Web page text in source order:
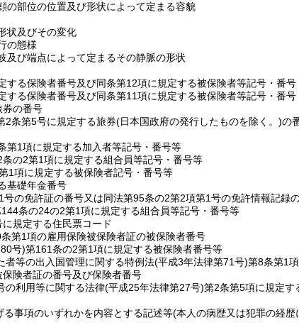
の部位の位置及び形状によって定まる容貌
状及びその変化
の態様
及び端点によって定まるその静脈の形状
する保険者番号及び同条第12項に規定する被保険者等記号・番号
する保険者番号及び同条第11項に規定する被保険者等記号・番号
券の番号
2条第5号に規定する旅券(日本国政府の発行したものを除く。)の
第1項に規定する加入者等記号・番号等
条の2第1項に規定する組合員等記号・番号等
1項に規定する被保険者記号・番号等
基礎年金番号
号の免許証の番号又は同法第95条の2第2項第1号の免許情報記録
条の24の2第1項に規定する組合員等記号・番号等
規定する住民票コード
第1項の雇用保険被保険者証の被保険者番号
号)第161条の2第1項に規定する被保険者番号等
者等の出入国管理に関する特例法(平成3年法律第71号)第8条第1
険者証の番号及び保険者番号
の利用等に関する法律(平成25年法律第27号)第2条第5項に規定す
事項のいずれかを内容とする記述等(本人の病歴又は犯罪の経